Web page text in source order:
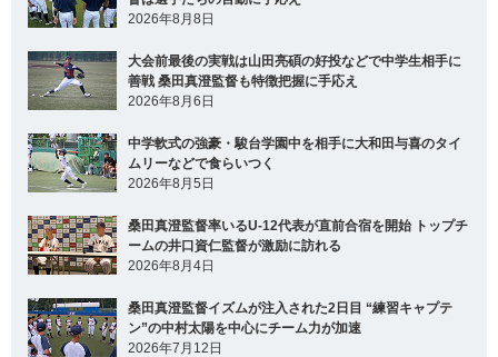
2026年8月8日
大会前最後の実戦は山田亮碩の好投などで中学生相手に
善戦 桑田真澄監督も特徴把握に手応え
2026年8月6日
中学軟式の強豪・駿台学園中を相手に大和田与喜のタイ
ムリーなどで食らいつく
2026年8月5日
桑田真澄監督率いるU-12代表が直前合宿を開始 トップチ
ームの井口資仁監督が激励に訪れる
2026年8月4日
桑田真澄監督イズムが注入された2日目 “練習キャプテ
ン”の中村太陽を中心にチーム力が加速
2026年7月12日